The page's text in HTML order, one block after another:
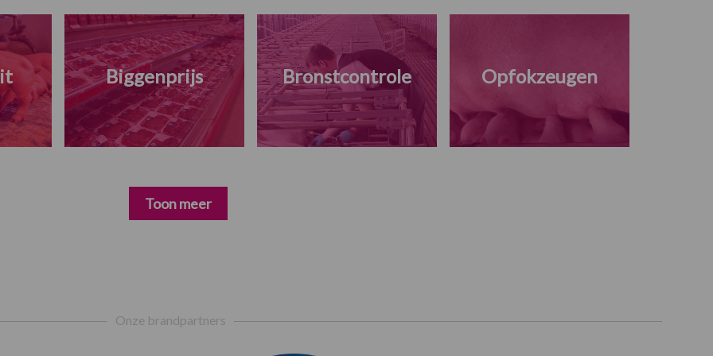
Biggenprijs Bronstcontrole Opfokzeugen
Toon meer
Onze brandpartners